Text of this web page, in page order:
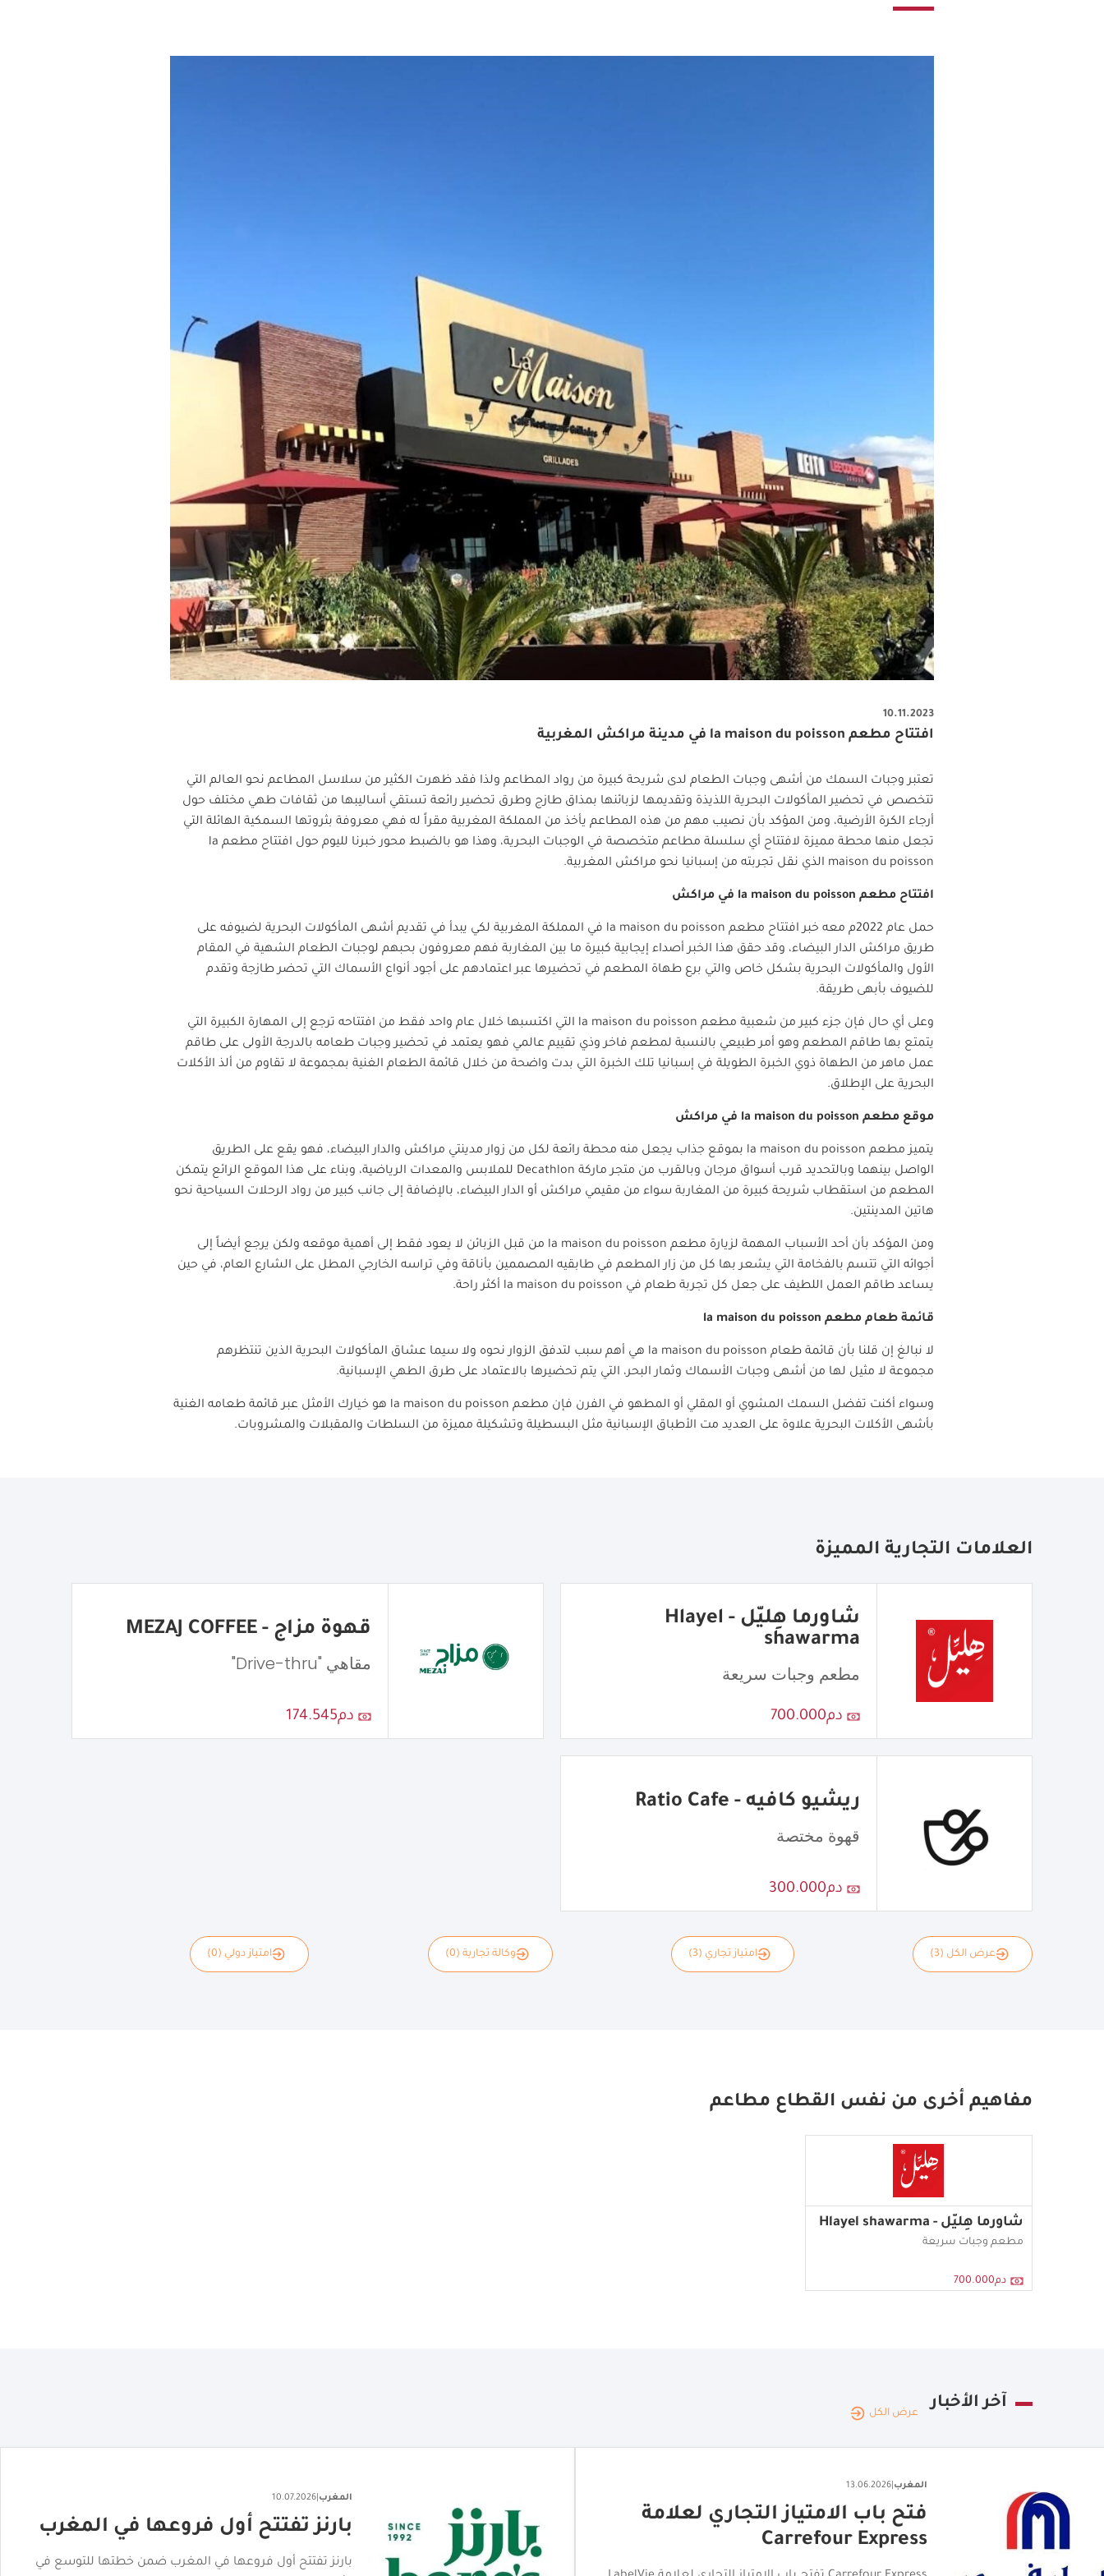
10.11.2023
افتتاح مطعم la maison du poisson في مدينة مراكش المغربية
تعتبر وجبات السمك من أشهى وجبات الطعام لدى شريحة كبيرة من رواد المطاعم ولذا فقد ظهرت الكثير من سلاسل المطاعم نحو العالم التي
تتخصص في تحضير المأكولات البحرية اللذيذة وتقديمها لزبائنها بمذاق طازج وطرق تحضير رائعة تستقي أساليبها من ثقافات طهي مختلف حول
أرجاء الكرة الأرضية، ومن المؤكد بأن نصيب مهم من هذه المطاعم يأخذ من المملكة المغربية مقراً له فهي معروفة بثروتها السمكية الهائلة التي
تجعل منها محطة مميزة لافتتاح أي سلسلة مطاعم متخصصة في الوجبات البحرية، وهذا هو بالضبط محور خبرنا لليوم حول افتتاح مطعم la
maison du poisson الذي نقل تجربته من إسبانيا نحو مراكش المغربية.
افتتاح مطعم la maison du poisson في مراكش
حمل عام 2022م معه خبر افتتاح مطعم la maison du poisson في المملكة المغربية لكي يبدأ في تقديم أشهى المأكولات البحرية لضيوفه على
طريق مراكش الدار البيضاء، وقد حقق هذا الخبر أصداء إيجابية كبيرة ما بين المغاربة فهم معروفون بحبهم لوجبات الطعام الشهية في المقام
الأول والمأكولات البحرية بشكل خاص والتي برع طهاة المطعم في تحضيرها عبر اعتمادهم على أجود أنواع الأسماك التي تحضر طازجة وتقدم
للضيوف بأبهى طريقة.
وعلى أي حال فإن جزء كبير من شعبية مطعم la maison du poisson التي اكتسبها خلال عام واحد فقط من افتتاحه ترجع إلى المهارة الكبيرة التي
يتمتع بها طاقم المطعم وهو أمر طبيعي بالنسبة لمطعم فاخر وذي تقييم عالمي فهو يعتمد في تحضير وجبات طعامه بالدرجة الأولى على طاقم
عمل ماهر من الطهاة ذوي الخبرة الطويلة في إسبانيا تلك الخبرة التي بدت واضحة من خلال قائمة الطعام الغنية بمجموعة لا تقاوم من ألذ الأكلات
البحرية على الإطلاق.
موقع مطعم la maison du poisson في مراكش
يتميز مطعم la maison du poisson بموقع جذاب يجعل منه محطة رائعة لكل من زوار مدينتي مراكش والدار البيضاء، فهو يقع على الطريق
الواصل بينهما وبالتحديد قرب أسواق مرجان وبالقرب من متجر ماركة Decathlon للملابس والمعدات الرياضية، وبناء على هذا الموقع الرائع يتمكن
المطعم من استقطاب شريحة كبيرة من المغاربة سواء من مقيمي مراكش أو الدار البيضاء، بالإضافة إلى جانب كبير من رواد الرحلات السياحية نحو
هاتين المدينتين.
ومن المؤكد بأن أحد الأسباب المهمة لزيارة مطعم la maison du poisson من قبل الزبائن لا يعود فقط إلى أهمية موقعه ولكن يرجع أيضاً إلى
أجوائه التي تتسم بالفخامة التي يشعر بها كل من زار المطعم في طابقيه المصممين بأناقة وفي تراسه الخارجي المطل على الشارع العام، في حين
يساعد طاقم العمل اللطيف على جعل كل تجربة طعام في la maison du poisson أكثر راحة.
قائمة طعام مطعم la maison du poisson
لا نبالغ إن قلنا بأن قائمة طعام la maison du poisson هي أهم سبب لتدفق الزوار نحوه ولا سيما عشاق المأكولات البحرية الذين تنتظرهم
مجموعة لا مثيل لها من أشهى وجبات الأسماك وثمار البحر، التي يتم تحضيرها بالاعتماد على طرق الطهي الإسبانية.
وسواء أكنت تفضل السمك المشوي أو المقلي أو المطهو في الفرن فإن مطعم la maison du poisson هو خيارك الأمثل عبر قائمة طعامه الغنية
بأشهى الأكلات البحرية علاوة على العديد مت الأطباق الإسبانية مثل البسطيلة وتشكيلة مميزة من السلطات والمقبلات والمشروبات.
العلامات التجارية المميزة
شاورما هِليّل - Hlayel
shawarma
مطعم وجبات سريعة
دم700.000
قهوة مزاج - MEZAJ COFFEE
مقاهي "Drive-thru"
دم174.545
ريشيو كافيه - Ratio Cafe
قهوة مختصة
دم300.000
عرض الكل (3) امتياز تجاري (3) وكالة تجارية (0) امتياز دولي (0)
مفاهيم أخرى من نفس القطاع مطاعم
شاورما هِليّل - Hlayel shawarma
مطعم وجبات سريعة
دم700.000
آخر الأخبار
عرض الكل
"افتتاح “Coffee Shop Carrion”
بمحطة الناظور
بارنز تفتتح أول فروعها في المغرب